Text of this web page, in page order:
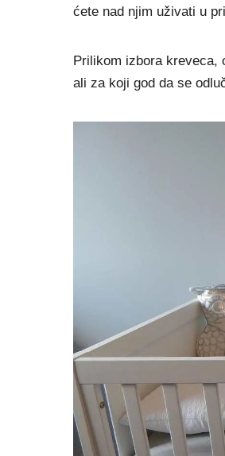
ćete nad njim uživati u
Prilikom izbora kreveca,
ali za koji god da se